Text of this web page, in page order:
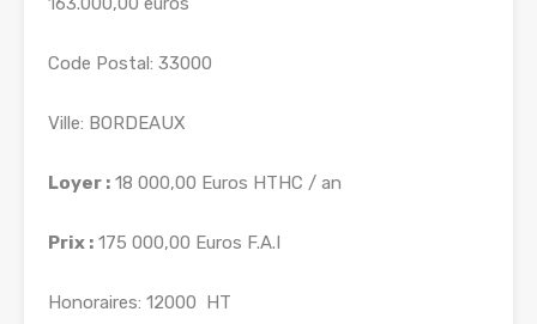
Code Postal: 33000
Ville: BORDEAUX
Loyer : 18 000,00 Euros HTHC / an
Prix : 175 000,00 Euros F.A.I
Honoraires: 12000  HT